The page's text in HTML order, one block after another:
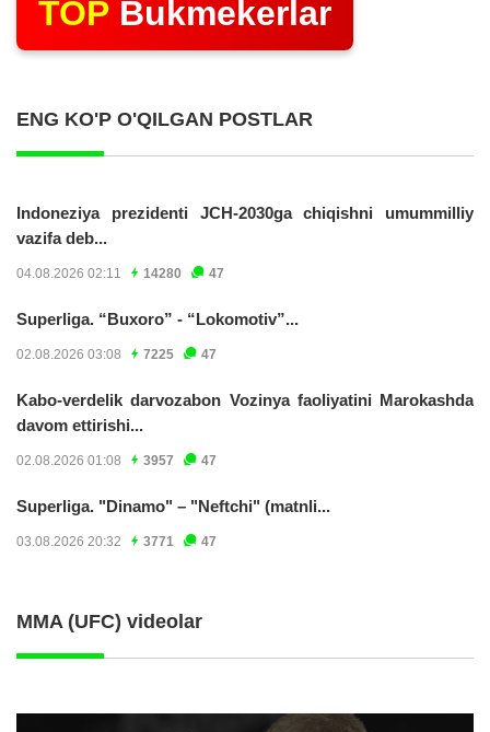
TOP Bukmekerlar
ENG KO'P O'QILGAN POSTLAR
Indoneziya prezidenti JCH-2030ga chiqishni umummilliy
vazifa deb...
04.08.2026 02:11 14280 47
Superliga. “Buxoro” - “Lokomotiv”...
02.08.2026 03:08 7225 47
Kabo-verdelik darvozabon Vozinya faoliyatini Marokashda
davom ettirishi...
02.08.2026 01:08 3957 47
Superliga. "Dinamo" – "Neftchi" (matnli...
03.08.2026 20:32 3771 47
MMA (UFC) videolar